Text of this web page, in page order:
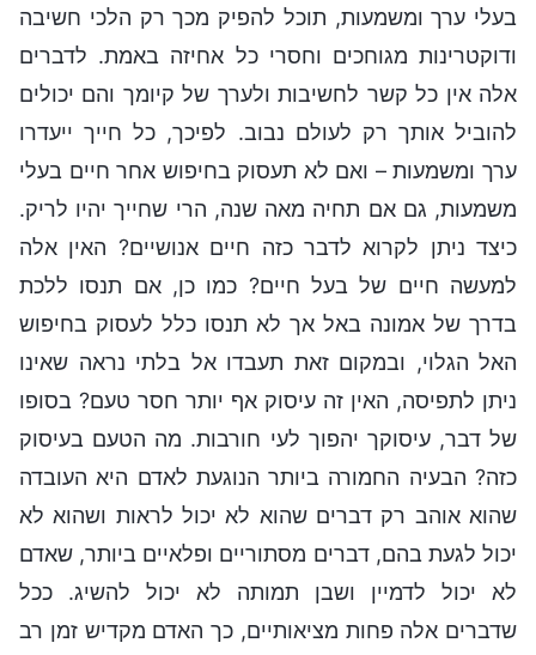
בעלי ערך ומשמעות, תוכל להפיק מכך רק הלכי חשיבה
ודוקטרינות מגוחכים וחסרי כל אחיזה באמת. לדברים
אלה אין כל קשר לחשיבות ולערך של קיומך והם יכולים
להוביל אותך רק לעולם נבוב. לפיכך, כל חייך ייעדרו
ערך ומשמעות – ואם לא תעסוק בחיפוש אחר חיים בעלי
משמעות, גם אם תחיה מאה שנה, הרי שחייך יהיו לריק.
כיצד ניתן לקרוא לדבר כזה חיים אנושיים? האין אלה
למעשה חיים של בעל חיים? כמו כן, אם תנסו ללכת
בדרך של אמונה באל אך לא תנסו כלל לעסוק בחיפוש
האל הגלוי, ובמקום זאת תעבדו אל בלתי נראה שאינו
ניתן לתפיסה, האין זה עיסוק אף יותר חסר טעם? בסופו
של דבר, עיסוקך יהפוך לעי חורבות. מה הטעם בעיסוק
כזה? הבעיה החמורה ביותר הנוגעת לאדם היא העובדה
שהוא אוהב רק דברים שהוא לא יכול לראות ושהוא לא
יכול לגעת בהם, דברים מסתוריים ופלאיים ביותר, שאדם
לא יכול לדמיין ושבן תמותה לא יכול להשיג. ככל
שדברים אלה פחות מציאותיים, כך האדם מקדיש זמן רב